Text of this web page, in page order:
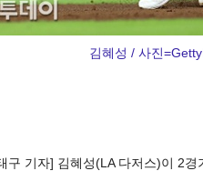
김혜성 / 사진
구 기자] 김혜성(LA 다저스)이 2